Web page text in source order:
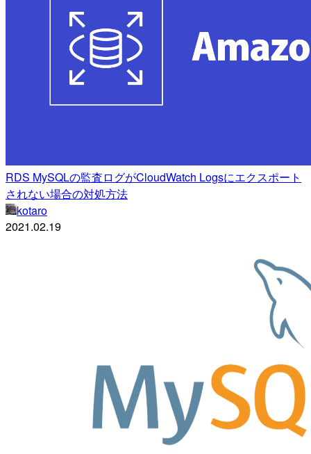
RDS MySQLの監査ログがCloudWatch Logsにエクスポート
されない場合の対処方法
kotaro
2021.02.19